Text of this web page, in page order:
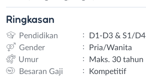
Ringkasan
Pendidikan :
D1-D3 & S1/D4
Gender
:
Pria/Wanita
Umur
:
Maks. 30 tahun
Besaran Gaji
:
Kompetitif